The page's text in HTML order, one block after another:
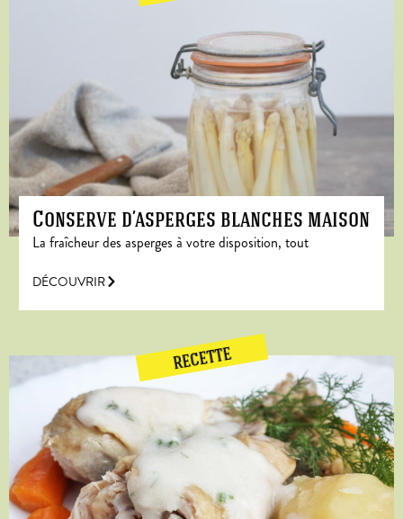
Conserve d’asperges blanches maison
La fraîcheur des asperges à votre disposition, tout
DÉCOUVRIR
RECETTE